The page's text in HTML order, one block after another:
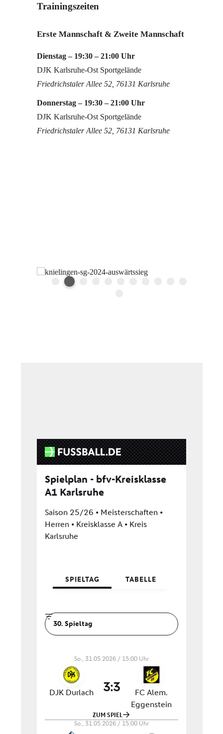
Trainingszeiten
Erste Mannschaft & Zweite Mannschaft
Dienstag – 19:30 – 21:00 Uhr
DJK Karlsruhe-Ost Sportgelände
Friedrichstaler Allee 52, 76131 Karlsruhe
Donnerstag – 19:30 – 21:00 Uhr
DJK Karlsruhe-Ost Sportgelände
Friedrichstaler Allee 52, 76131 Karlsruhe